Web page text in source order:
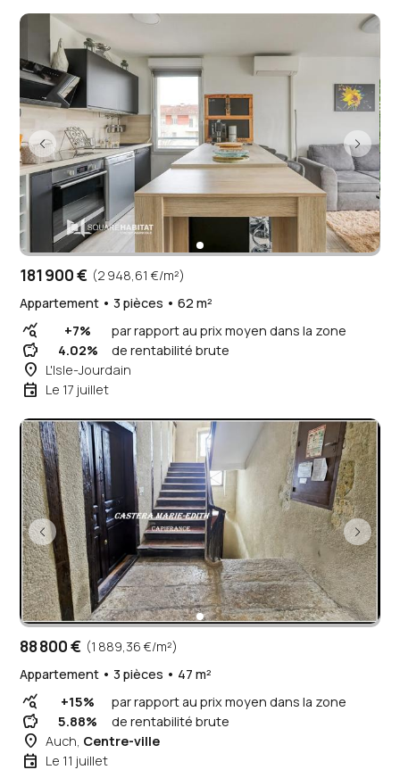
181 900 € (2 948,61 €/m²)
Appartement • 3 pièces • 62 m²
query_stats +7% par rapport au prix moyen dans la zone
savings 4.02% de rentabilité brute
place L'Isle-Jourdain
event Le 17 juillet
88 800 € (1 889,36 €/m²)
Appartement • 3 pièces • 47 m²
query_stats +15% par rapport au prix moyen dans la zone
savings 5.88% de rentabilité brute
place Auch, Centre-ville
event Le 11 juillet